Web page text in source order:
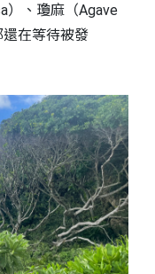
）、瓊麻（Agave
在等待被發